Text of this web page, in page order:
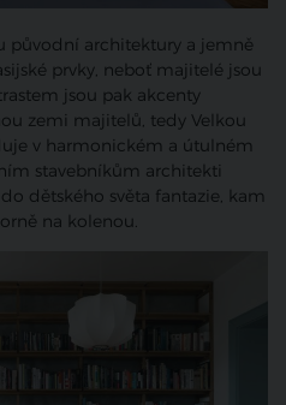
původní architektury a jemně
prvky, neboť majitelé jsou
jsou pak akcenty
zemi majitelů, tedy Velkou
v harmonickém a útulném
stavebníkům architekti
dětského světa fantazie, kam
na kolenou.